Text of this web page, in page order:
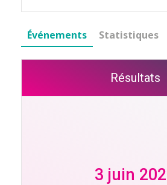
Événements Statistiques
Résultats
3 juin